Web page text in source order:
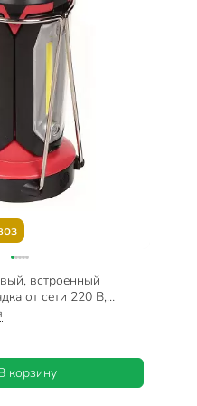
встроенный
от сети 220 В,
SPE17200-4
корзину